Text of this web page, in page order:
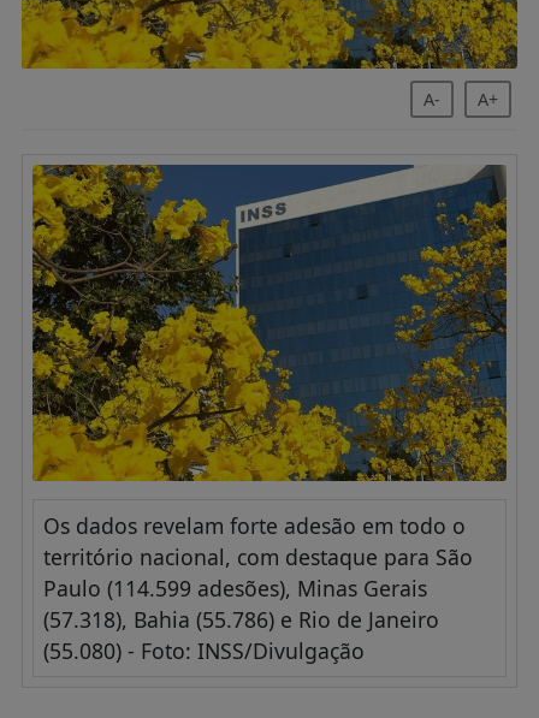
A- A+
Os dados revelam forte adesão em todo o
território nacional, com destaque para São
Paulo (114.599 adesões), Minas Gerais
(57.318), Bahia (55.786) e Rio de Janeiro
(55.080) - Foto: INSS/Divulgação